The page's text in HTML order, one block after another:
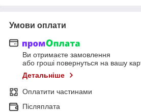
Умови оплати
Ви отримаєте замовлення
або гроші повернуться на вашу
Детальніше
Оплатити частинами
Післяплата